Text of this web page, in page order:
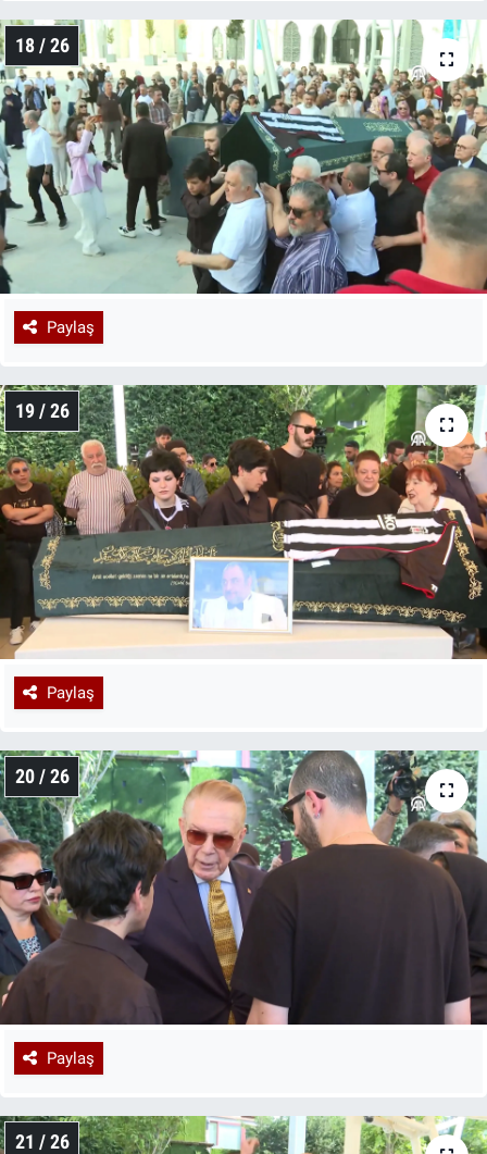
18 / 26
Paylaş
19 / 26
Paylaş
20 / 26
Paylaş
21 / 26